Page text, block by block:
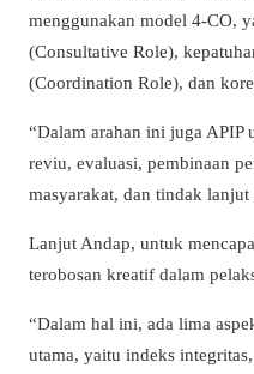
menggunakan model 4-CO,
(Consultative Role),
(Coordination Role), dan
“Dalam arahan ini juga APIP
reviu, evaluasi, pembinaan
masyarakat, dan tindak lanjut
Lanjut Andap, untuk
terobosan kreatif dalam
“Dalam hal ini, ada lima
utama, yaitu indeks